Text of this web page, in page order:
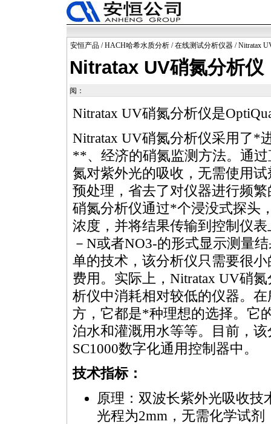
安恒产品 /HACH哈希水质分析 /在线测试分析仪器 / Nitratax
Nitratax UV硝氮分析仪
阅：
Nitratax UV硝氮分析仪是
Nitratax UV硝氮分析仪采用了*
**、 经济的硝氮监测方法。通
氮对紫外光的吸收，无需使用
预处理，省去了对仪器进行频
硝氮分析仪通过*个浸没式探头
浓度，并将结果传输到控制仪
－N或者NO3-的形式显示测量
单的技术，该分析仪只需要很
费用。实际上，Nitratax UV硝
析仪中消耗相对较低的仪器。
方，它都是*种理想的选择。它
泊水和灌溉用水等等。目前，
SC1000数字化通用控制器中。
技术指标：
原理：双波长紫外光吸收
光程为2mm，无需化学试剂